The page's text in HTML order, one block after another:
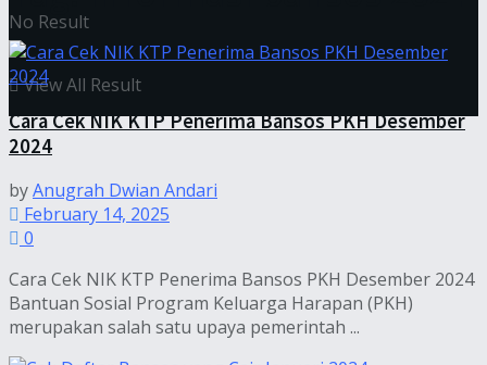
No Result
View All Result
Cara Cek NIK KTP Penerima Bansos PKH Desember
2024
byAnugrah Dwian Andari
February 14, 2025
0
Cara Cek NIK KTP Penerima Bansos PKH Desember 2024
Bantuan Sosial Program Keluarga Harapan (PKH)
merupakan salah satu upaya pemerintah ...